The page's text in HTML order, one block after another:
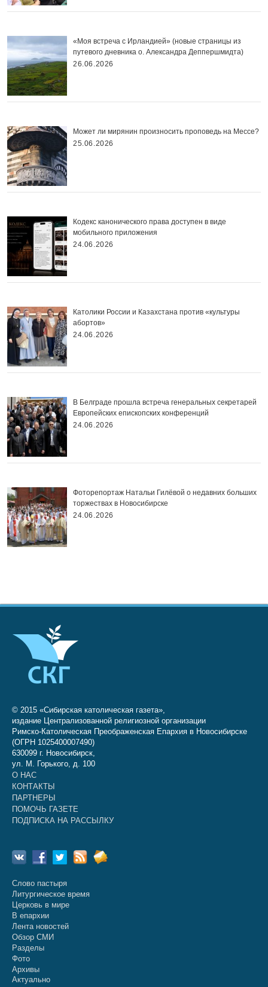
«Моя встреча с Ирландией» (новые страницы из
путевого дневника о. Александра Деппершмидта)
26.06.2026
Может ли мирянин произносить проповедь на Мессе?
25.06.2026
Кодекс канонического права доступен в виде
мобильного приложения
24.06.2026
Католики России и Казахстана против «культуры
абортов»
24.06.2026
В Белграде прошла встреча генеральных секретарей
Европейских епископских конференций
24.06.2026
Фоторепортаж Натальи Гилёвой о недавних больших
торжествах в Новосибирске
24.06.2026
© 2015 «Сибирская католическая газета»,
издание Централизованной религиозной организации
Римско-Католическая Преображенская Епархия в Новосибирске
(ОГРН 1025400007490)
630099 г. Новосибирск,
ул. М. Горького, д. 100
О НАС
КОНТАКТЫ
ПАРТНЕРЫ
ПОМОЧЬ ГАЗЕТЕ
ПОДПИСКА НА РАССЫЛКУ
Слово пастыря
Литургическое время
Церковь в мире
В епархии
Лента новостей
Обзор СМИ
Разделы
Фото
Архивы
Актуально